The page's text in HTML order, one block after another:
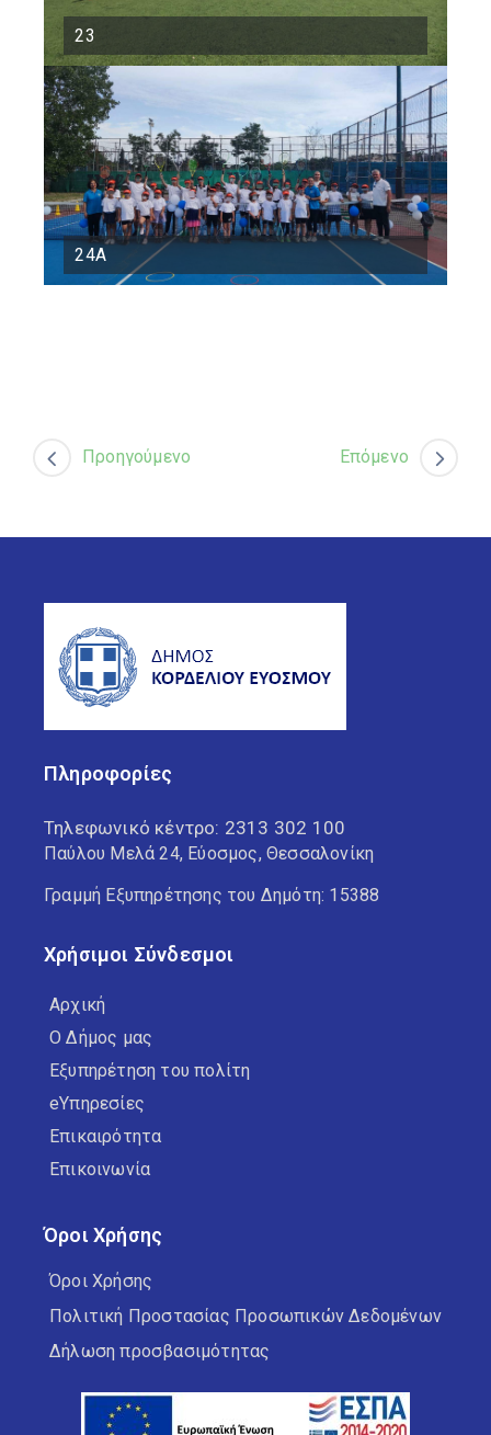
23
24Α
Προηγούμενο Επόμενο
Πληροφορίες
Τηλεφωνικό κέντρο: 2313 302 100
Παύλου Μελά 24, Εύοσμος, Θεσσαλονίκη
Γραμμή Εξυπηρέτησης του Δημότη: 15388
Χρήσιμοι Σύνδεσμοι
Αρχική
Ο Δήμος μας
Εξυπηρέτηση του πολίτη
eΥπηρεσίες
Επικαιρότητα
Επικοινωνία
Όροι Χρήσης
Όροι Χρήσης
Πολιτική Προστασίας Προσωπικών Δεδομένων
Δήλωση προσβασιμότητας